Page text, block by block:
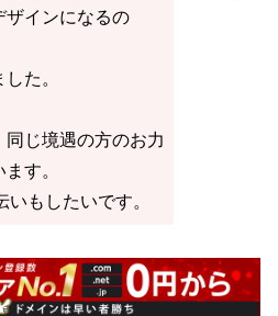
ザインになるの
た。
じ境遇の方のお力
す。
もしたいです。